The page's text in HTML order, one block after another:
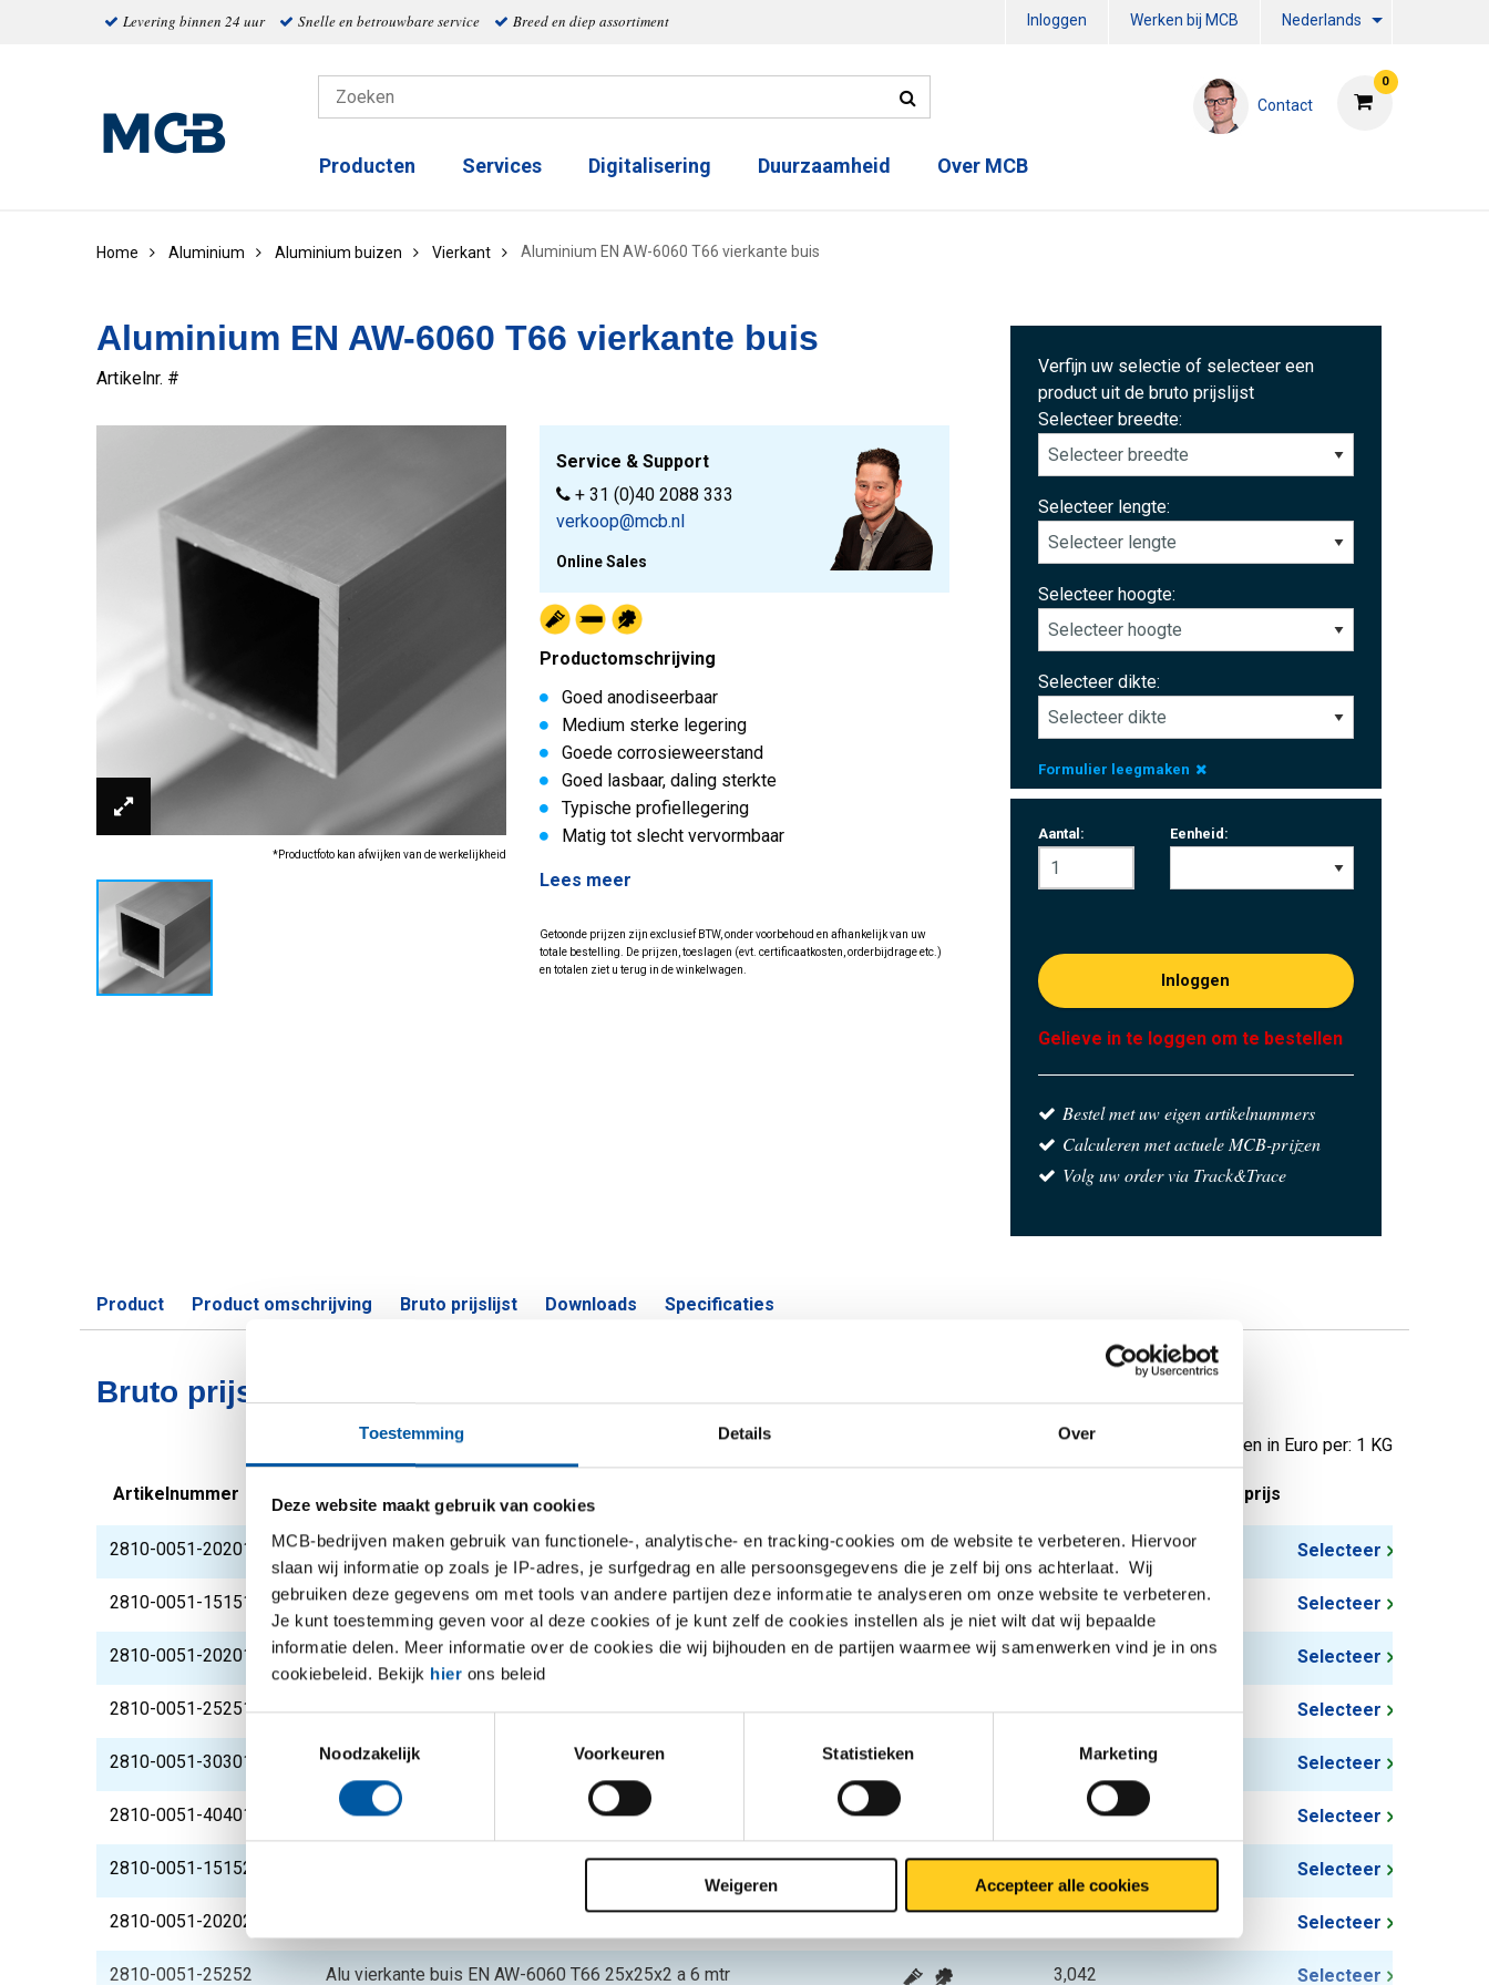
Toestemming Details Over
Deze website maakt gebruik van cookies
MCB-bedrijven maken gebruik van functionele-, analytische- en tracking-cookies om de website te verbeteren. Hiervoor
slaan wij informatie op zoals je IP-adres, je surfgedrag en alle persoonsgegevens die je zelf bij ons achterlaat. Wij
gebruiken deze gegevens om met tools van andere partijen deze informatie te analyseren om onze website te verbeteren.
Je kunt toestemming geven voor al deze cookies of je kunt zelf de cookies instellen als je niet wilt dat wij bepaalde
informatie delen. Meer informatie over de cookies die wij bijhouden en de partijen waarmee wij samenwerken vind je in ons
cookiebeleid. Bekijk hier ons beleid
Noodzakelijk
Voorkeuren Statistieken Marketing
Weigeren Accepteer alle cookies
Levering binnen 24 uur Snelle en betrouwbare service Breed en diep assortiment Inloggen Werken bij MCB Nederlands
0
Contact
Producten Services Digitalisering Duurzaamheid Over MCB
Home Aluminium Aluminium buizen Vierkant Aluminium EN AW-6060 T66 vierkante buis
Aluminium EN AW-6060 T66 vierkante buis
Artikelnr. #
*Productfoto kan afwijken van de werkelijkheid
Service & Support
+ 31 (0)40 2088 333
verkoop@mcb.nl
Online Sales
Productomschrijving
Goed anodiseerbaar
Medium sterke legering
Goede corrosieweerstand
Goed lasbaar, daling sterkte
Typische profiellegering
Matig tot slecht vervormbaar
Lees meer
Getoonde prijzen zijn exclusief BTW, onder voorbehoud en afhankelijk van uw
totale bestelling. De prijzen, toeslagen (evt. certificaatkosten, orderbijdrage etc.)
en totalen ziet u terug in de winkelwagen.
Verfijn uw selectie of selecteer een
product uit de bruto prijslijst
Selecteer breedte:
Selecteer lengte:
Selecteer hoogte:
Selecteer dikte:
Formulier leegmaken
Aantal: Eenheid:
Inloggen
Gelieve in te loggen om te bestellen
Bestel met uw eigen artikelnummers
Calculeren met actuele MCB-prijzen
Volg uw order via Track&Trace
Product Product omschrijving Bruto prijslijst Downloads Specificaties
Bruto prijslijst: Aluminium EN AW-6060 T66 vierkante buis
Prijzen in Euro per: 1 KG
Artikelnummer Omschrijving Bruto prijs
2810-0051-202012 Alu vierkante buis EN AW-6060 T66 20x20x1,2 a 6 mtr 1,494 Selecteer
2810-0051-151515 Alu vierkante buis EN AW-6060 T66 15x15x1,5 a 6 mtr 1,338 Selecteer
2810-0051-202015 Alu vierkante buis EN AW-6060 T66 20x20x1,5 a 6 mtr 1,836 Selecteer
2810-0051-252515 Alu vierkante buis EN AW-6060 T66 25x25x1,5 a 6 mtr 2,328 Selecteer
2810-0051-303015 Alu vierkante buis EN AW-6060 T66 30x30x1,5 a 6 mtr 2,826 Selecteer
2810-0051-404015 Alu vierkante buis EN AW-6060 T66 40x40x1,5 a 6 mtr 3,816 Selecteer
2810-0051-15152 Alu vierkante buis EN AW-6060 T66 15x15x2 a 6 mtr 1,716 Selecteer
2810-0051-20202 Selecteer
2810-0051-25252 Alu vierkante buis EN AW-6060 T66 25x25x2 a 6 mtr 3,042 Selecteer